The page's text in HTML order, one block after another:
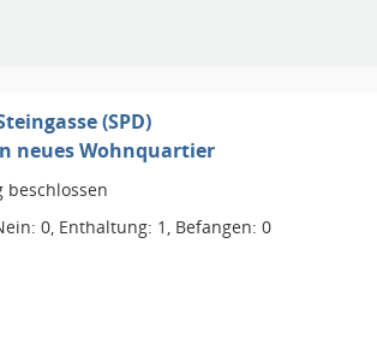
(SPD)
neues Wohnquartier
0, Enthaltung: 1, Befangen: 0